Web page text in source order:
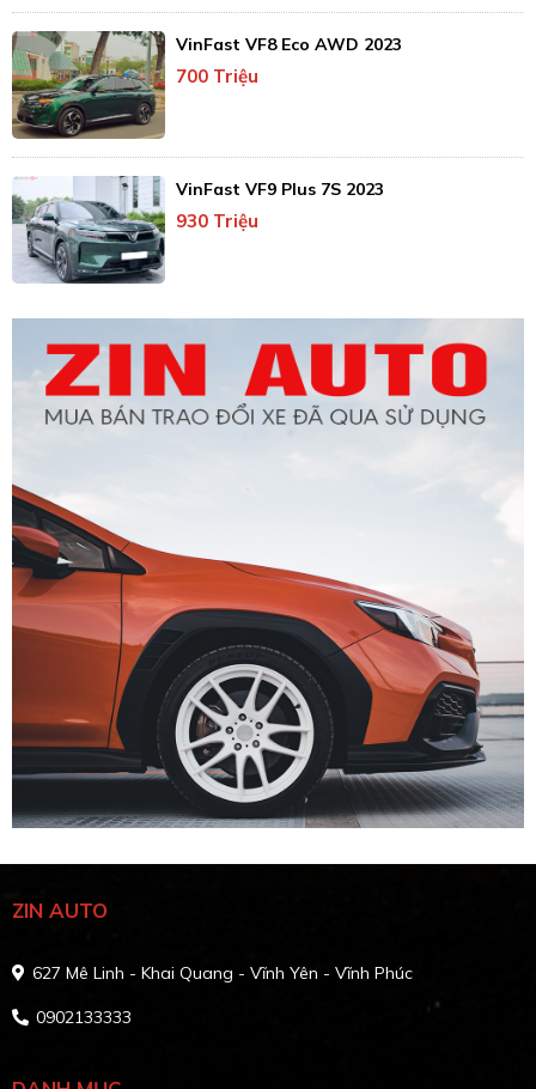
VinFast VF8 Eco AWD 2023
700 Triệu
VinFast VF9 Plus 7S 2023
930 Triệu
ZIN AUTO
627 Mê Linh - Khai Quang - Vĩnh Yên - Vĩnh Phúc
0902133333